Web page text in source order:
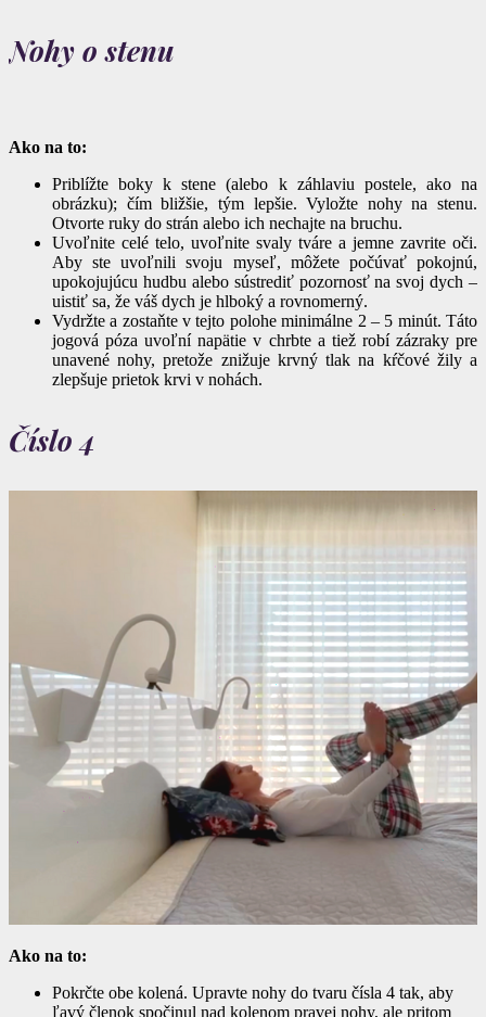
Nohy o stenu
Ako na to:
Priblížte boky k stene (alebo k záhlaviu postele, ako na
obrázku); čím bližšie, tým lepšie. Vyložte nohy na stenu.
Otvorte ruky do strán alebo ich nechajte na bruchu.
Uvoľnite celé telo, uvoľnite svaly tváre a jemne zavrite oči.
Aby ste uvoľnili svoju myseľ, môžete počúvať pokojnú,
upokojujúcu hudbu alebo sústrediť pozornosť na svoj dych –
uistiť sa, že váš dych je hlboký a rovnomerný.
Vydržte a zostaňte v tejto polohe minimálne 2 – 5 minút. Táto
jogová póza uvoľní napätie v chrbte a tiež robí zázraky pre
unavené nohy, pretože znižuje krvný tlak na kŕčové žily a
zlepšuje prietok krvi v nohách.
Číslo 4
Ako na to:
Pokrčte obe kolená. Upravte nohy do tvaru čísla 4 tak, aby
ľavý členok spočinul nad kolenom pravej nohy, ale pritom